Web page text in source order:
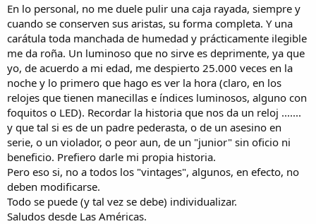
En lo personal, no me duele pulir una caja rayada, siempre y
cuando se conserven sus aristas, su forma completa. Y una
carátula toda manchada de humedad y prácticamente ilegible
me da roña. Un luminoso que no sirve es deprimente, ya que
yo, de acuerdo a mi edad, me despierto 25.000 veces en la
noche y lo primero que hago es ver la hora (claro, en los
relojes que tienen manecillas e índices luminosos, alguno con
foquitos o LED). Recordar la historia que nos da un reloj .......
y que tal si es de un padre pederasta, o de un asesino en
serie, o un violador, o peor aun, de un "junior" sin oficio ni
beneficio. Prefiero darle mi propia historia.
Pero eso si, no a todos los "vintages", algunos, en efecto, no
deben modificarse.
Todo se puede (y tal vez se debe) individualizar.
Saludos desde Las Américas.